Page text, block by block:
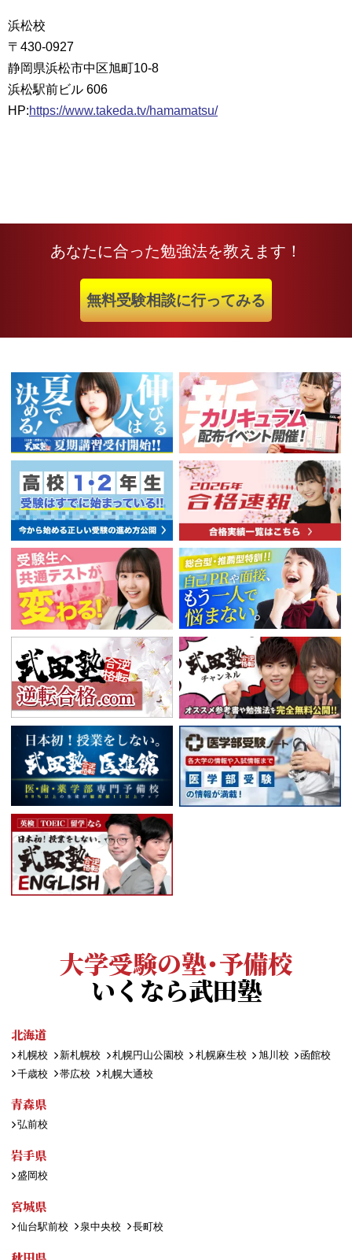
浜松校
〒430-0927
静岡県浜松市中区旭町10-8
浜松駅前ビル 606
HP:https://www.takeda.tv/hamamatsu/
あなたに合った勉強法を教えます！
無料受験相談に行ってみる
大学受験の塾・予備校
いくなら武田塾
北海道
札幌校 新札幌校 札幌円山公園校 札幌麻生校 旭川校
函館校
千歳校
帯広校 札幌大通校
青森県
弘前校
岩手県
盛岡校
宮城県
仙台駅前校 泉中央校 長町校